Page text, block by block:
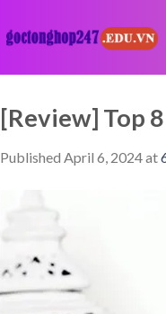
[Review] Top
Published April 6, 2024at